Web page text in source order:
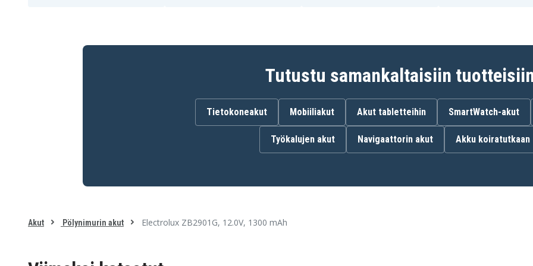
Electrolux ZB2908W
Electrolux ZB2911P
Electrolux ZB2925
Tutustu samankaltaisiin
Tietokoneakut Mobiiliakut Akut tabletteihin SmartWatch-akut
Työkalujen akut Navigaattorin akut Akku koiratutkaan
Akut Pölynimurin akut Electrolux ZB2901G, 12.0V, 1300 mAh